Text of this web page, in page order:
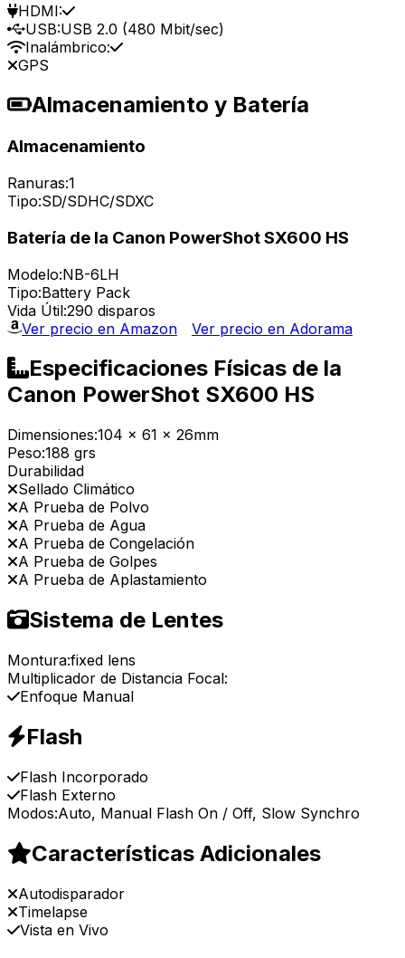
HDMI:
USB:USB 2.0 (480 Mbit/sec)
Inalámbrico:
GPS
Almacenamiento y Batería
Almacenamiento
Ranuras:1
Tipo:SD/SDHC/SDXC
Batería de la Canon PowerShot SX600 HS
Modelo:NB-6LH
Tipo:Battery Pack
Vida Útil:290 disparos
Ver precio en Amazon
Ver precio en Adorama
Especificaciones Físicas de la
Canon PowerShot SX600 HS
Dimensiones:104 x 61 x 26mm
Peso:188 grs
Durabilidad
Sellado Climático
A Prueba de Polvo
A Prueba de Agua
A Prueba de Congelación
A Prueba de Golpes
A Prueba de Aplastamiento
Sistema de Lentes
Montura:fixed lens
Multiplicador de Distancia Focal:
Enfoque Manual
Flash
Flash Incorporado
Flash Externo
Modos:Auto, Manual Flash On / Off, Slow Synchro
Características Adicionales
Autodisparador
Timelapse
Vista en Vivo